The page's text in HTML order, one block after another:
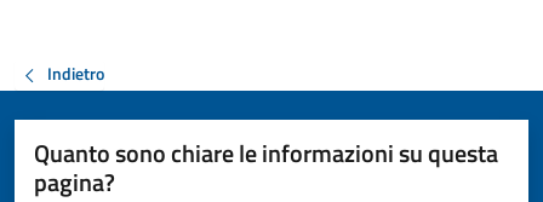
Indietro
Quanto sono chiare le informazioni su questa
pagina?